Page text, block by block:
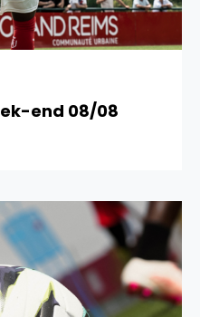
end 08/08